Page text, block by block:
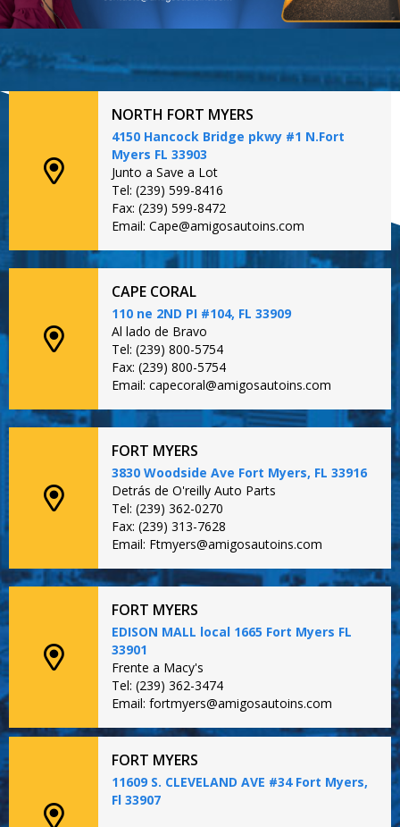
NORTH FORT MYERS
4150 Hancock Bridge pkwy #1 N.Fort
Myers FL 33903
Junto a Save a Lot
Tel: (239) 599-8416
Fax: (239) 599-8472
Email: Cape@amigosautoins.com
CAPE CORAL
110 ne 2ND PI #104, FL 33909
Al lado de Bravo
Tel: (239) 800-5754
Fax: (239) 800-5754
Email: capecoral@amigosautoins.com
FORT MYERS
3830 Woodside Ave Fort Myers, FL 33916
Detrás de O'reilly Auto Parts
Tel: (239) 362-0270
Fax: (239) 313-7628
Email: Ftmyers@amigosautoins.com
FORT MYERS
EDISON MALL local 1665 Fort Myers FL
33901
Frente a Macy's
Tel: (239) 362-3474
Email: fortmyers@amigosautoins.com
FORT MYERS
11609 S. CLEVELAND AVE #34 Fort Myers,
Fl 33907